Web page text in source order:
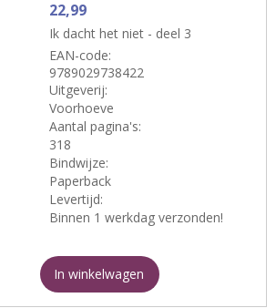
22,99
Ik dacht het niet - deel 3
EAN-code:
9789029738422
Uitgeverij:
Voorhoeve
Aantal pagina's:
318
Bindwijze:
Paperback
Levertijd:
Binnen 1 werkdag verzonden!
In winkelwagen